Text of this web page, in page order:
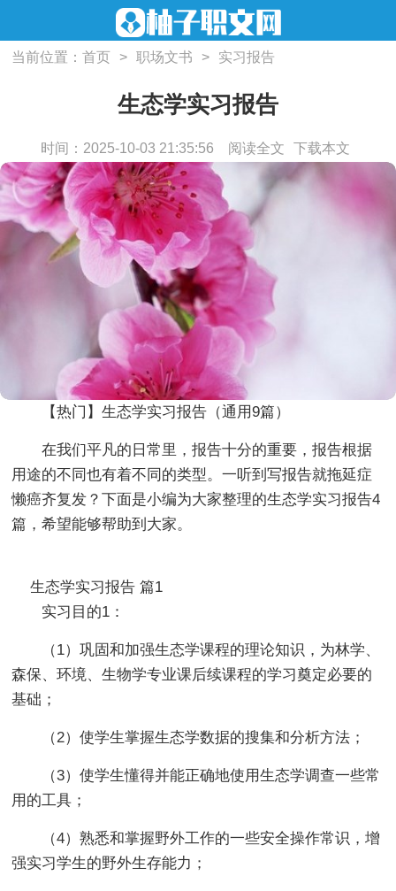
当前位置：首页 > 职场文书 > 实习报告
生态学实习报告
时间：2025-10-03 21:35:56 阅读全文 下载本文
【热门】生态学实习报告（通用9篇）
在我们平凡的日常里，报告十分的重要，报告根据
用途的不同也有着不同的类型。一听到写报告就拖延症
懒癌齐复发？下面是小编为大家整理的生态学实习报告4
篇，希望能够帮助到大家。
生态学实习报告 篇1
实习目的1：
（1）巩固和加强生态学课程的理论知识，为林学、
森保、环境、生物学专业课后续课程的学习奠定必要的
基础；
（2）使学生掌握生态学数据的搜集和分析方法；
（3）使学生懂得并能正确地使用生态学调查一些常
用的工具；
（4）熟悉和掌握野外工作的一些安全操作常识，增
强实习学生的野外生存能力；